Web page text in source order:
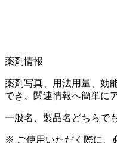
薬剤情報
薬剤写真、用法用量、効
でき、関連情報へ簡単に
一般名、製品名どちらで
※ ご使用いただく際に、